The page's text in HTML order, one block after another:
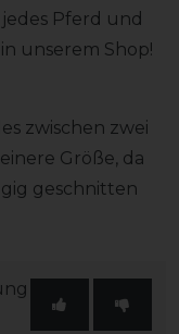
Pferd und
unserem Shop!
zwischen zwei
Größe, da
geschnitten